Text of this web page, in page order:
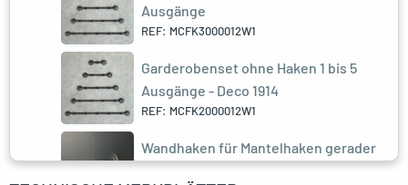
Ausgänge
REF: MCFK3000012W1
Garderobenset ohne Haken 1 bis 5
Ausgänge - Deco 1914
REF: MCFK2000012W1
Wandhaken für Mantelhaken gerader
Sechskanthaken